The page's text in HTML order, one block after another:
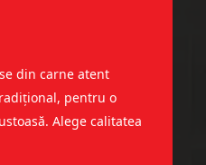
din carne atent
pentru o
Alege calitatea